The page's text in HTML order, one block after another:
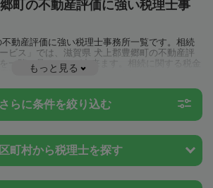
町の不動産評価に強い税理士事
動産評価に強い税理士事務所一覧です。相続
ビス」では、滋賀県 犬上郡豊郷町の不動産評
一覧で見ることが出来ます。相続に関する税金
近隣の税理士に相談してみましょう。
もっと見る
さらに条件を絞り込む
町村から税理士を探す